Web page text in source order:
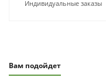
Индивидуальные заказы
Вам подойдет